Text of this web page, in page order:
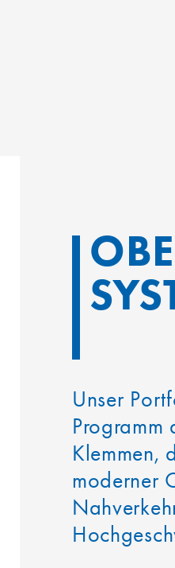
Unser
Programm
Klemmen,
moderner